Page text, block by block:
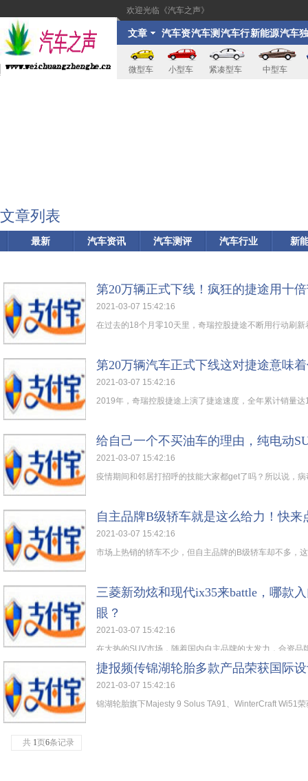
欢迎光临《汽车之声》
文章 汽车资
讯
汽车测
评
汽车行
业
新能源汽车独
家
微型车 小型车 紧凑型车 中型车
文章列表
最新 汽车资讯 汽车测评 汽车行业 新
第20万辆正式下线！疯狂的捷途用十
2021-03-07 15:42:16
在过去的18个月零10天里，奇瑞控股捷途不断用行动刷新
第20万辆汽车正式下线这对捷途意味
2021-03-07 15:42:16
2019年，奇瑞控股捷途上演了捷途速度，全年累计销量
给自己一个不买油车的理由，纯电动
2021-03-07 15:42:16
疫情期间和邻居打招呼的技能大家都get了吗？所以说，病
自主品牌B级轿车就是这么给力！快来
2021-03-07 15:42:16
市场上热销的轿车不少，但自主品牌的B级轿车却不多，
三菱新劲炫和现代ix35来battle，哪款
眼？
2021-03-07 15:42:16
在大热的SUV市场，随着国内自主品牌的大发力，合资品
捷报频传锦湖轮胎多款产品荣获国际
2021-03-07 15:42:16
锦湖轮胎旗下Majesty 9 Solus TA91、WinterCraft Wi51
共 1页6条记录